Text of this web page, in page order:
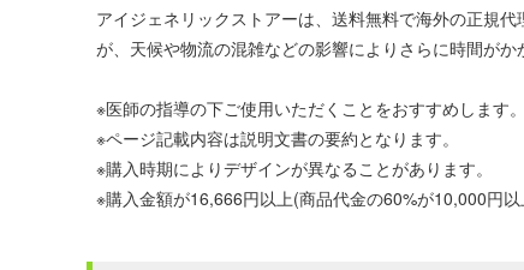
アイジェネリックストアーは、送料無料で海外の正規
が、天候や物流の混雑などの影響によりさらに時間が
※医師の指導の下ご使用いただくことをおすすめします。
※ページ記載内容は説明文書の要約となります。
※購入時期によりデザインが異なることがあります。
※購入金額が16,666円以上(商品代金の60%が10,000円